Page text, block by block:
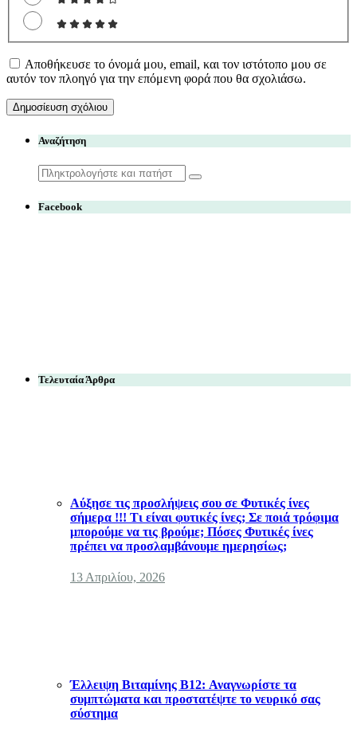
Αποθήκευσε το όνομά μου, email, και τον ιστότοπο μου σε
αυτόν τον πλοηγό για την επόμενη φορά που θα σχολιάσω.
Αναζήτηση
Search
for:
Facebook
Τελευταία Άρθρα
Αύξησε τις προσλήψεις σου σε Φυτικές ίνες
σήμερα !!! Τι είναι φυτικές ίνες; Σε ποιά τρόφιμα
μπορούμε να τις βρούμε; Πόσες Φυτικές ίνες
πρέπει να προσλαμβάνουμε ημερησίως;
13 Απριλίου, 2026
Έλλειψη Βιταμίνης B12: Αναγνωρίστε τα
συμπτώματα και προστατέψτε το νευρικό σας
σύστημα